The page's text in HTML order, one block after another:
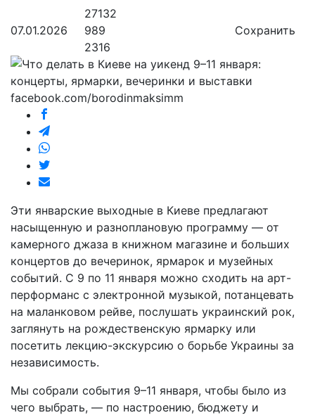
07.01.2026
27132
989
2316
Сохранить
facebook.com/borodinmaksimm
Эти январские выходные в Киеве предлагают
насыщенную и разноплановую программу — от
камерного джаза в книжном магазине и больших
концертов до вечеринок, ярмарок и музейных
событий. С 9 по 11 января можно сходить на арт-
перформанс с электронной музыкой, потанцевать
на маланковом рейве, послушать украинский рок,
заглянуть на рождественскую ярмарку или
посетить лекцию-экскурсию о борьбе Украины за
независимость.
Мы собрали события 9–11 января, чтобы было из
чего выбрать, — по настроению, бюджету и